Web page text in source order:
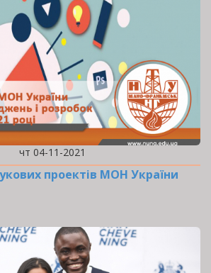
чт 04-11-2021
проектів МОН України